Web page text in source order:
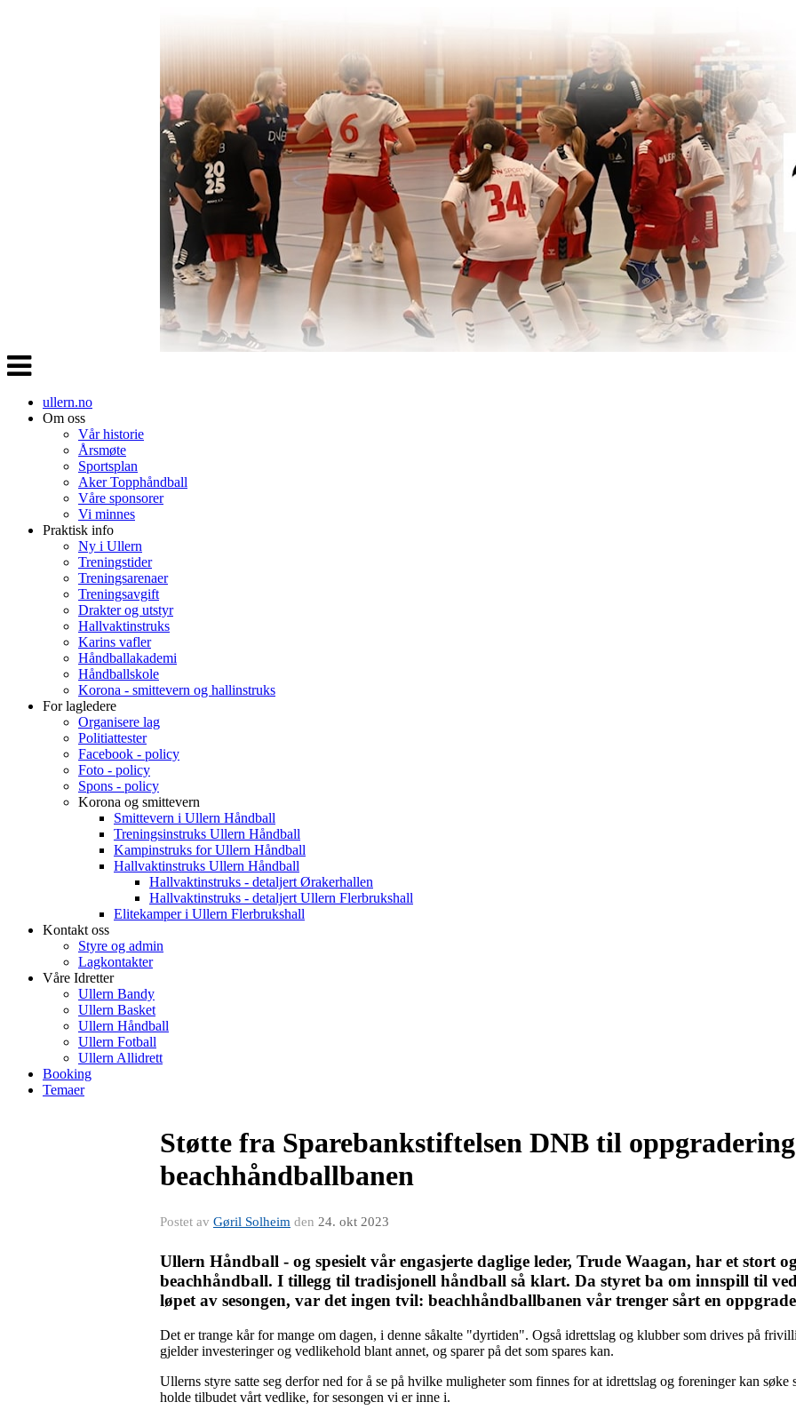
Veksle
navigasjon
ullern.no
Om oss
Vår historie
Årsmøte
Sportsplan
Aker Topphåndball
Våre sponsorer
Vi minnes
Praktisk info
Ny i Ullern
Treningstider
Treningsarenaer
Treningsavgift
Drakter og utstyr
Hallvaktinstruks
Karins vafler
Håndballakademi
Håndballskole
Korona - smittevern og hallinstruks
For lagledere
Organisere lag
Politiattester
Facebook - policy
Foto - policy
Spons - policy
Korona og smittevern
Smittevern i Ullern Håndball
Treningsinstruks Ullern Håndball
Kampinstruks for Ullern Håndball
Hallvaktinstruks Ullern Håndball
Hallvaktinstruks - detaljert Ørakerhallen
Hallvaktinstruks - detaljert Ullern Flerbrukshall
Elitekamper i Ullern Flerbrukshall
Kontakt oss
Styre og admin
Lagkontakter
Våre Idretter
Ullern Bandy
Ullern Basket
Ullern Håndball
Ullern Fotball
Ullern Allidrett
Booking
Temaer
Støtte fra Sparebankstiftelsen DNB til
beachhåndballbanen
Postet av Gøril Solheim den 24. okt 2023
Ullern Håndball - og spesielt vår engasjerte daglige leder, Trude Waagan, har et stort
beachhåndball. I tillegg til tradisjonell håndball så klart. Da styret ba om innspill til
løpet av sesongen, var det ingen tvil: beachhåndballbanen vår trenger sårt en
Det er trange kår for mange om dagen, i denne såkalte "dyrtiden". Også idrettslag og klubber som drives på
gjelder investeringer og vedlikehold blant annet, og sparer på det som spares kan.
Ullerns styre satte seg derfor ned for å se på hvilke muligheter som finnes for at idrettslag og foreninger kan
holde tilbudet vårt vedlike, for sesongen vi er inne i.